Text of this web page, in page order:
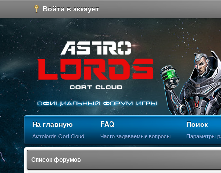
Войти в аккаунт
На главную
Astrolords Oort Cloud
FAQ
Часто задаваемые вопросы
Поиск
Параметры
Список форумов